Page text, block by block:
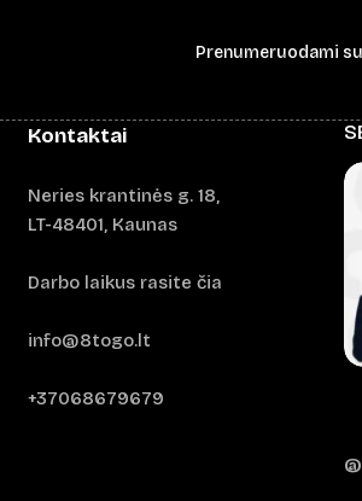
Prenumeruodami
Kontaktai
Neries krantinės g. 18,
LT-48401, Kaunas
Darbo laikus rasite čia
info@8togo.lt
+37068679679